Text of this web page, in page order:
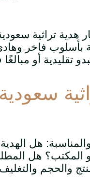
هدية تراثية
بأسلوب فاخر
تقليدية أو مبالغًا
هل
المكتب؟ هل
والحجم